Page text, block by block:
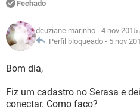
GUIA DE COMPRAS
INSTAGRAM
GUIA DE COMPRAS
CELULAR
OUTLOOK
INSTAGRAM
GUIA DE COMPRAS
JOGOS
CELULAR
GUIA DE COMPRAS
GLOSSÁRIO
JOGOS
CELULAR
OUTLOOK
Fechado
deuziane marinho - 4 nov 2015
Perfil bloqueado - 5 nov
Bom dia,
Fiz um cadastro no Serasa e
conectar. Como faco?